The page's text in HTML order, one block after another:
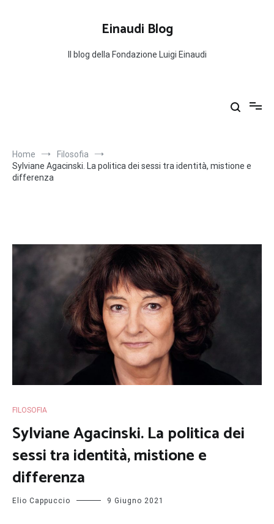
Einaudi Blog
Il blog della Fondazione Luigi Einaudi
Home
Filosofia
Sylviane Agacinski. La politica dei sessi tra identità, mistione e
differenza
FILOSOFIA
Sylviane Agacinski. La politica dei
sessi tra identità, mistione e
differenza
Elio Cappuccio 9 Giugno 2021